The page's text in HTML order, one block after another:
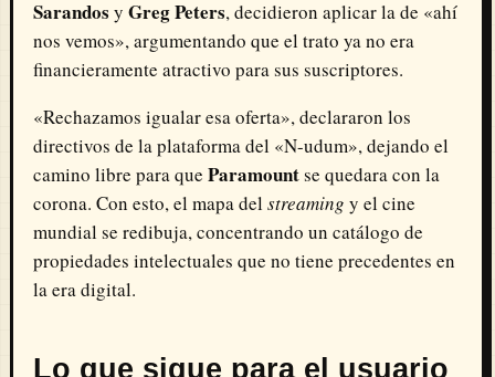
Sarandos y Greg Peters, decidieron aplicar la de «ahí
nos vemos», argumentando que el trato ya no era
financieramente atractivo para sus suscriptores.
«Rechazamos igualar esa oferta», declararon los
directivos de la plataforma del «N-udum», dejando el
camino libre para que Paramountse quedara con la
corona. Con esto, el mapa del streaming y el cine
mundial se redibuja, concentrando un catálogo de
propiedades intelectuales que no tiene precedentes en
la era digital.
Lo que sigue para el usuario